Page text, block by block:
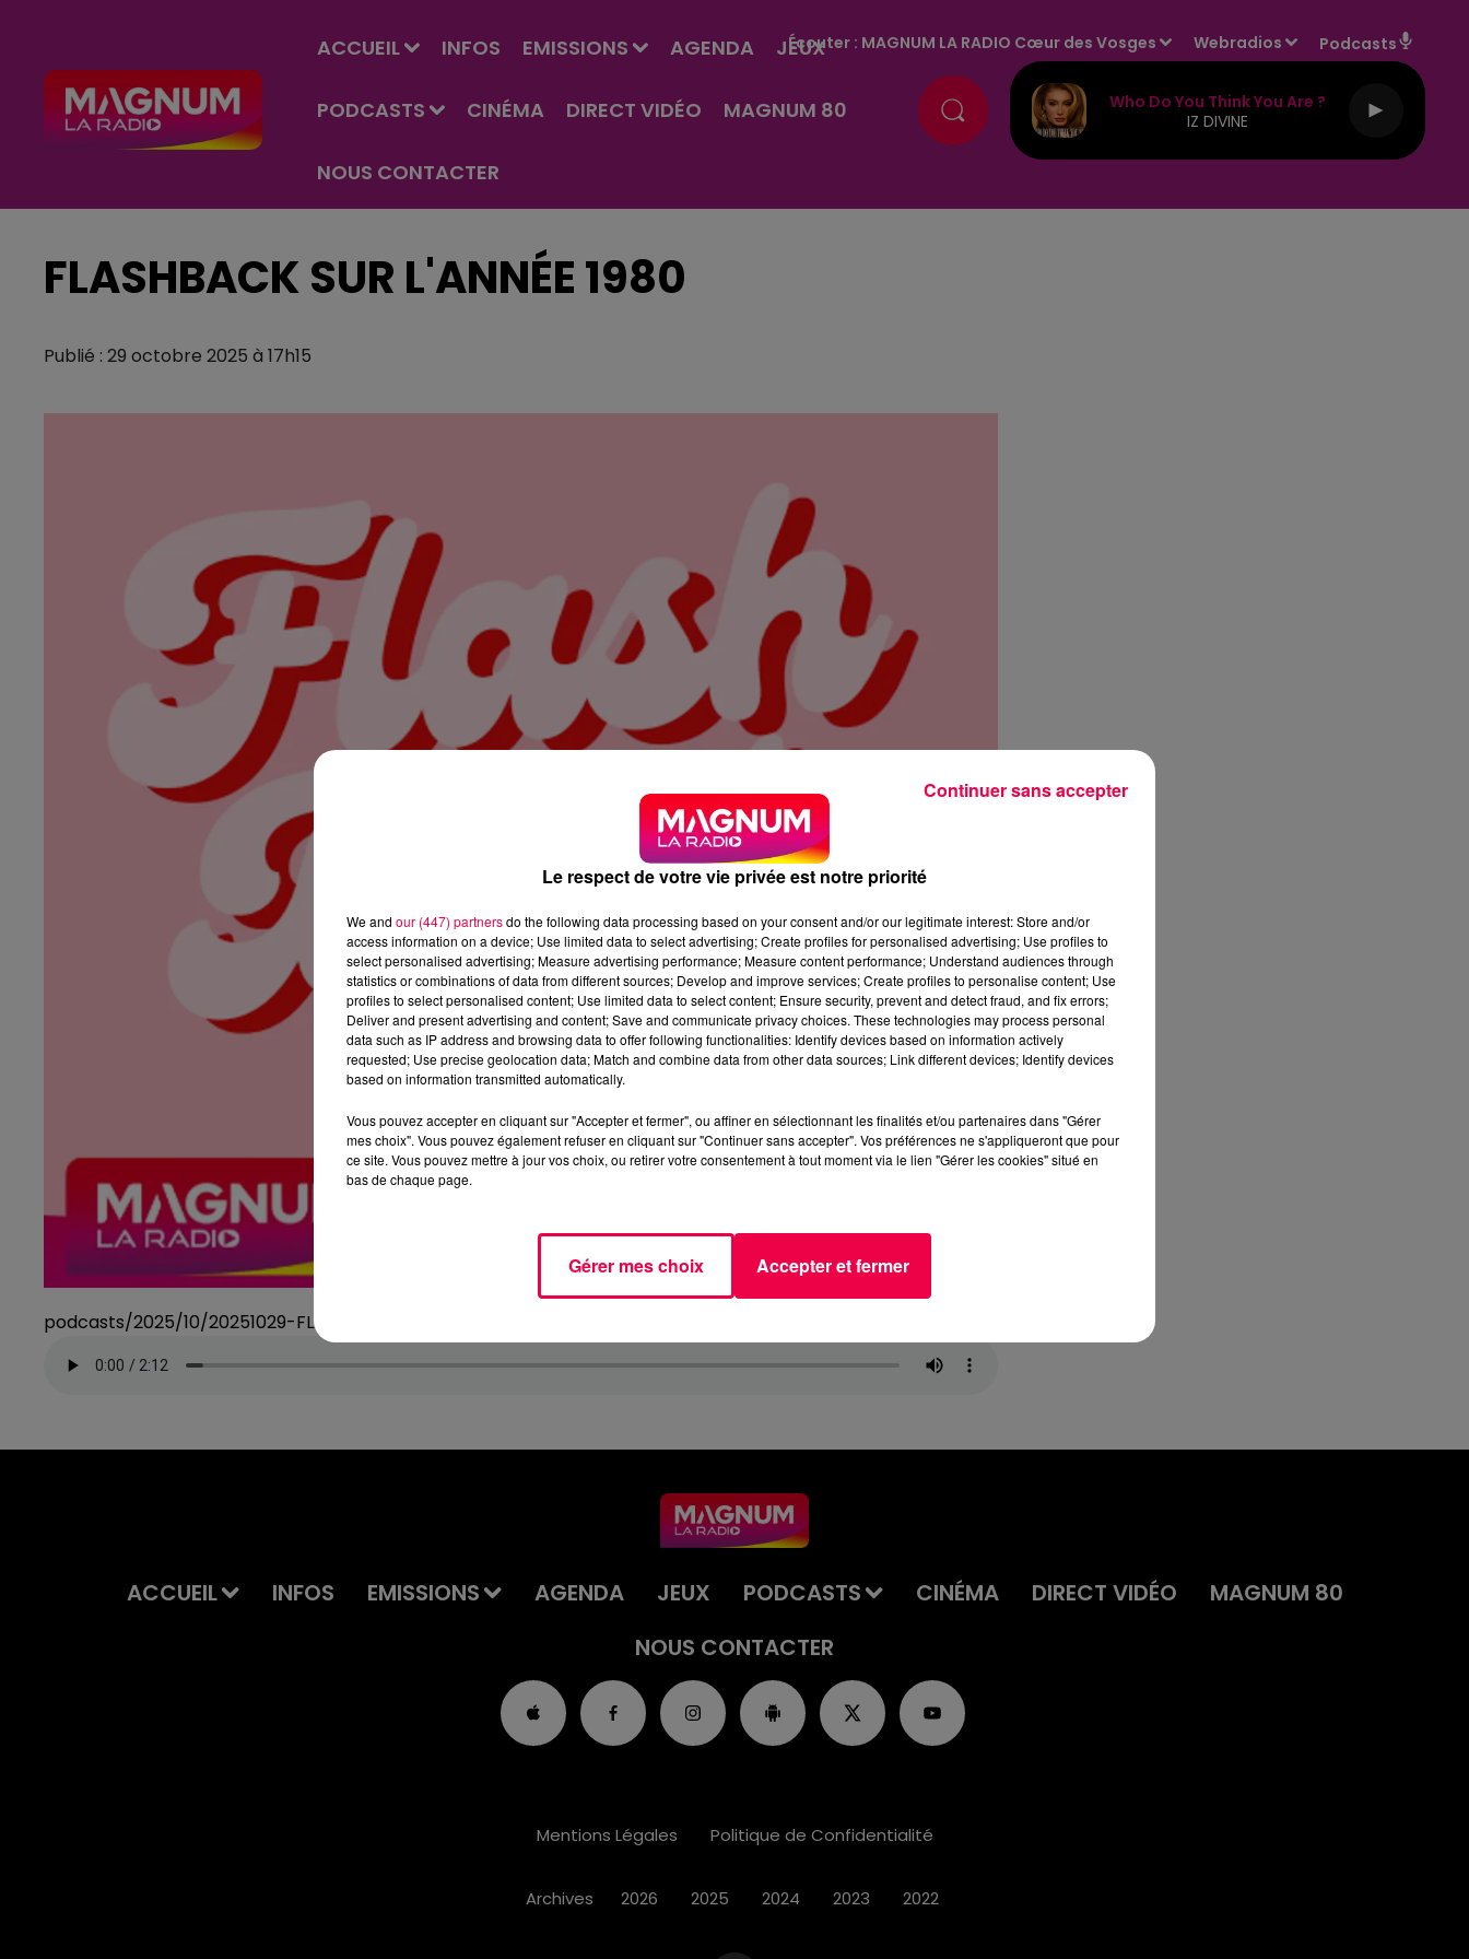
ACCUEIL INFOS EMISSIONS AGENDA JEUX
PODCASTS CINÉMA DIRECT VIDÉO MAGNUM 80
NOUS CONTACTER
Écouter : MAGNUM LA RADIO Cœur des Vosges Webradios Podcasts
Who Do You Think You Are ?
IZ DIVINE
FLASHBACK SUR L'ANNÉE 1980
Publié : 29 octobre 2025 à 17h15
podcasts/2025/10/20251029-FLASHBACK.mp3
ACCUEIL INFOS EMISSIONS AGENDA JEUX PODCASTS CINÉMA DIRECT VIDÉO
MAGNUM 80
NOUS CONTACTER
Mentions Légales Politique de Confidentialité
Archives 2026 2025 2024 2023 2022
Le respect de votre vie privée est notre priorité
We and our (447) partnersdo the following data processing based on your consent and/or our legitimate interest: Store and/or
access information on a device; Use limited data to select advertising; Create profiles for personalised advertising; Use profiles to
select personalised advertising; Measure advertising performance; Measure content performance; Understand audiences through
statistics or combinations of data from different sources; Develop and improve services; Create profiles to personalise content; Use
profiles to select personalised content; Use limited data to select content; Ensure security, prevent and detect fraud, and fix errors;
Deliver and present advertising and content; Save and communicate privacy choices. These technologies may process personal
data such as IP address and browsing data to offer following functionalities: Identify devices based on information actively
requested; Use precise geolocation data; Match and combine data from other data sources; Link different devices; Identify devices
based on information transmitted automatically.
Vous pouvez accepter en cliquant sur "Accepter et fermer", ou affiner en sélectionnant les finalités et/ou partenaires dans "Gérer
mes choix". Vous pouvez également refuser en cliquant sur "Continuer sans accepter". Vos préférences ne s'appliqueront que pour
ce site. Vous pouvez mettre à jour vos choix, ou retirer votre consentement à tout moment via le lien "Gérer les cookies" situé en
bas de chaque page.
Gérer mes choix Accepter et fermer
Continuer sans accepter